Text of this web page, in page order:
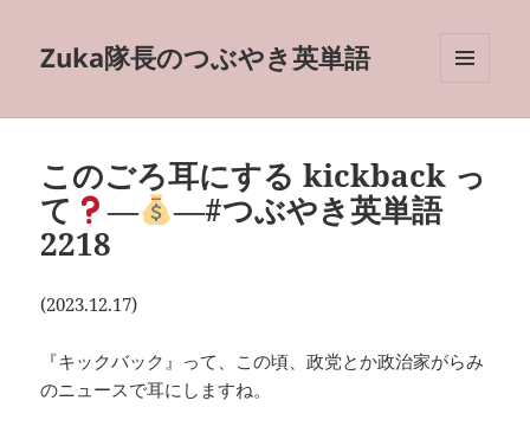
Zuka隊長のつぶやき英単語
ーとウ
このごろ耳にする kickback っ
て
―
―#つぶやき英単語
2218
(2023.12.17)
『キックバック』って、この頃、政党とか政治家がらみ
のニュースで耳にしますね。